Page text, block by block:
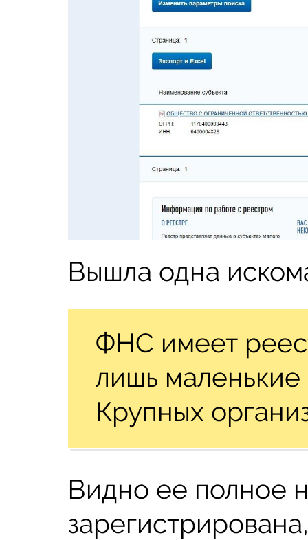
Вышла одна
ФНС имеет
лишь
Крупных
Видно ее полное